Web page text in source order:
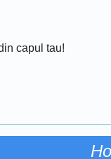
capul tau!